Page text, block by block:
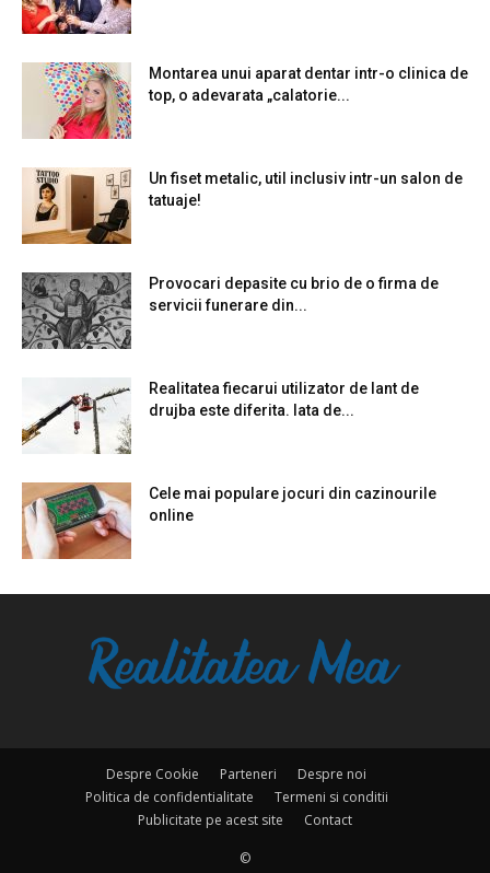
Montarea unui aparat dentar intr-o clinica de
top, o adevarata „calatorie...
Un fiset metalic, util inclusiv intr-un salon de
tatuaje!
Provocari depasite cu brio de o firma de
servicii funerare din...
Realitatea fiecarui utilizator de lant de
drujba este diferita. Iata de...
Cele mai populare jocuri din cazinourile
online
Despre Cookie Parteneri
Despre noi
Politica de confidentialitate
Termeni si conditii
Publicitate pe acest site
Contact
©